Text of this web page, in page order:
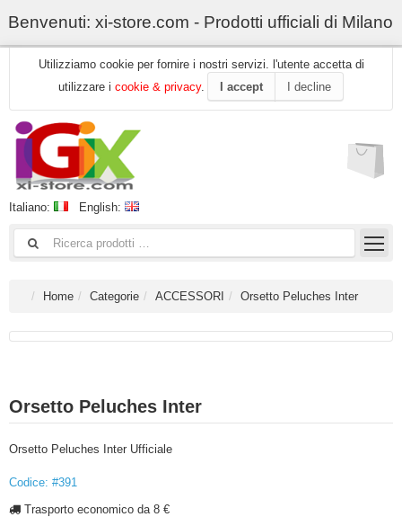
Benvenuti: xi-store.com - Prodotti ufficiali di Milano
Utilizziamo cookie per fornire i nostri servizi. l'utente accetta di
utilizzare i cookie & privacy. I accept I decline
Italiano: English:
Home Categorie ACCESSORI Orsetto Peluches Inter
Orsetto Peluches Inter
Orsetto Peluches Inter Ufficiale
Codice: #391
Trasporto economico da 8 €